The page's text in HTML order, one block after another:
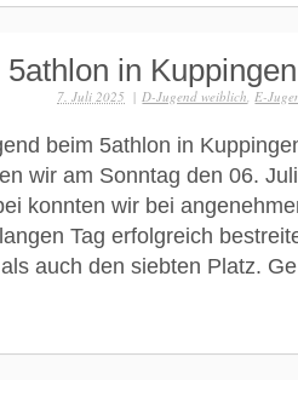
in Kuppingen
| D-Jugend weiblich E-
7. Juli 2025
beim 5athlon in
wir am Sonntag den 06.
konnten wir bei
Tag erfolgreich
auch den siebten Platz.